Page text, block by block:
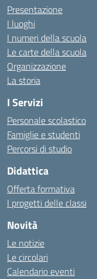
Presentazione
I luoghi
I numeri della scuola
Le carte della scuola
Organizzazione
La storia
I Servizi
Personale scolastico
Famiglie e studenti
Percorsi di studio
Didattica
Offerta formativa
I progetti delle classi
Novità
Le notizie
Le circolari
Calendario eventi